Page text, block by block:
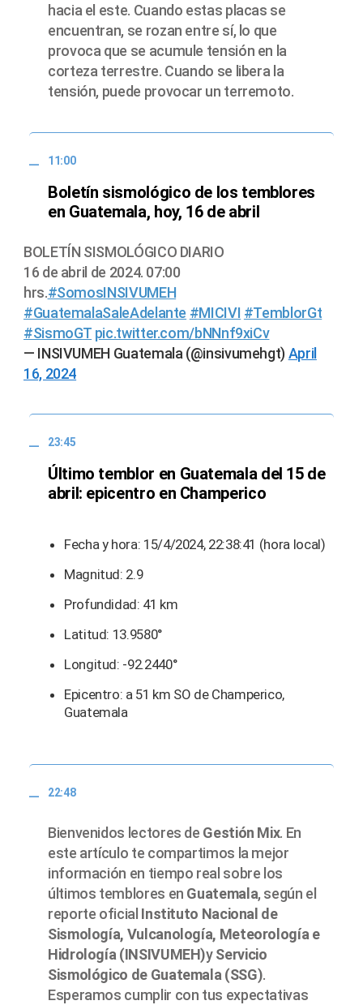
hacia el este. Cuando estas placas se
encuentran, se rozan entre sí, lo que
provoca que se acumule tensión en la
corteza terrestre. Cuando se libera la
tensión, puede provocar un terremoto.
11:00
Boletín sismológico de los temblores
en Guatemala, hoy, 16 de abril
BOLETÍN SISMOLÓGICO DIARIO
16 de abril de 2024. 07:00
hrs.#SomosINSIVUMEH
#GuatemalaSaleAdelante #MICIVI #TemblorGt
#SismoGT pic.twitter.com/bNNnf9xiCv
— INSIVUMEH Guatemala (@insivumehgt) April
16, 2024
23:45
Último temblor en Guatemala del 15 de
abril: epicentro en Champerico
Fecha y hora: 15/4/2024, 22:38:41 (hora local)
Magnitud: 2.9
Profundidad: 41 km
Latitud: 13.9580°
Longitud: -92.2440°
Epicentro: a 51 km SO de Champerico,
Guatemala
22:48
Bienvenidos lectores de Gestión Mix. En
este artículo te compartimos la mejor
información en tiempo real sobre los
últimos temblores en Guatemala, según el
reporte oficial Instituto Nacional de
Sismología, Vulcanología, Meteorología e
Hidrología (INSIVUMEH)yServicio
Sismológico de Guatemala (SSG).
Esperamos cumplir con tus expectativas